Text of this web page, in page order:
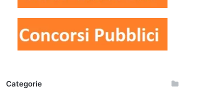
Categorie